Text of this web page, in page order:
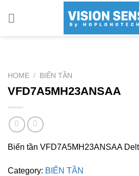
HOME / BIẾN TẦN
VFD7A5MH23ANSAA
Biến tần VFD7A5MH23ANSAA
Category: BIẾN TẦN